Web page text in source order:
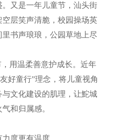
又是一年儿童节，汕头街
层笑声清脆，校园操场英
书声琅琅，公园草地上尽
用温柔善意护成长。近年
好童行”理念，将儿童视角
文化建设的肌理，让鮀城
和归属感。
度更有温度